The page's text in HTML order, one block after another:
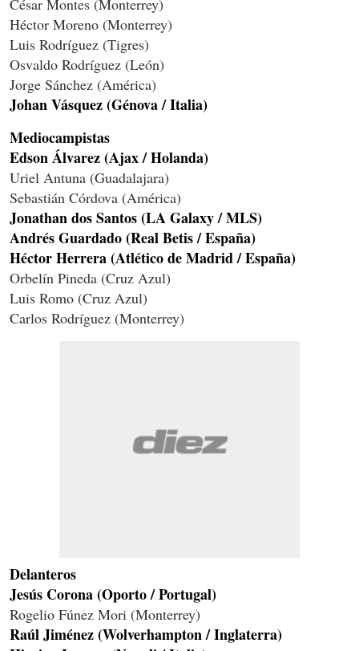
César Montes (Monterrey)
Héctor Moreno (Monterrey)
Luis Rodríguez (Tigres)
Osvaldo Rodríguez (León)
Jorge Sánchez (América)
Johan Vásquez (Génova / Italia)
Mediocampistas
Edson Álvarez (Ajax / Holanda)
Uriel Antuna (Guadalajara)
Sebastián Córdova (América)
Jonathan dos Santos (LA Galaxy / MLS)
Andrés Guardado (Real Betis / España)
Héctor Herrera (Atlético de Madrid / España)
Orbelín Pineda (Cruz Azul)
Luis Romo (Cruz Azul)
Carlos Rodríguez (Monterrey)
Delanteros
Jesús Corona (Oporto / Portugal)
Rogelio Fúnez Mori (Monterrey)
Raúl Jiménez (Wolverhampton / Inglaterra)